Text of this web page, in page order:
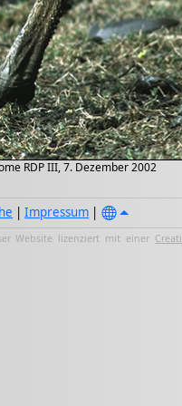
RDP III, 7. Dezember 2002
|Impressum |
Website lizenziert mit einer